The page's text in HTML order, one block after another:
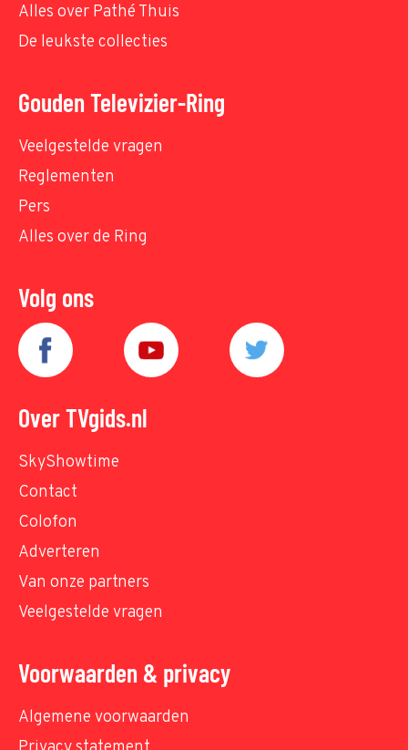
Alles over Pathé Thuis
De leukste collecties
Gouden Televizier-Ring
Veelgestelde vragen
Reglementen
Pers
Alles over de Ring
Volg ons
Over TVgids.nl
SkyShowtime
Contact
Colofon
Adverteren
Van onze partners
Veelgestelde vragen
Voorwaarden & privacy
Algemene voorwaarden